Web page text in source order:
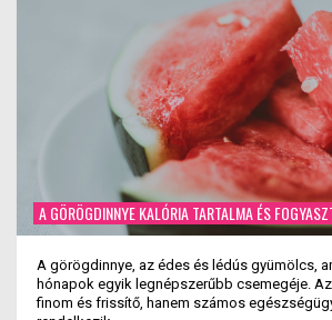
A GÖRÖGDINNYE KALÓRIA TARTALMA ÉS
A görögdinnye, az édes és lédús gyümölcs,
hónapok egyik legnépszerűbb csemegéje.
finom és frissítő, hanem számos